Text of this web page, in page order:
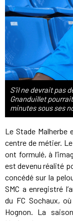
S'il ne devrait pas
Gnanduillet
minutes sous ses
Le Stade Malherbe
centre de métier.
ont formulé, à
est devenu réalité
concédé sur la
SMC a enregistré
du FC Sochaux,
Hognon. La